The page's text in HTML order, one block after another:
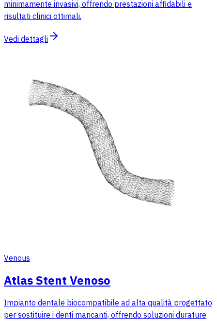
minimamente invasivi, offrendo prestazioni affidabili e
risultati clinici ottimali.
Vedi dettagli
Venous
Atlas Stent Venoso
Impianto dentale biocompatibile ad alta qualità progettato
per sostituire i denti mancanti, offrendo soluzioni durature